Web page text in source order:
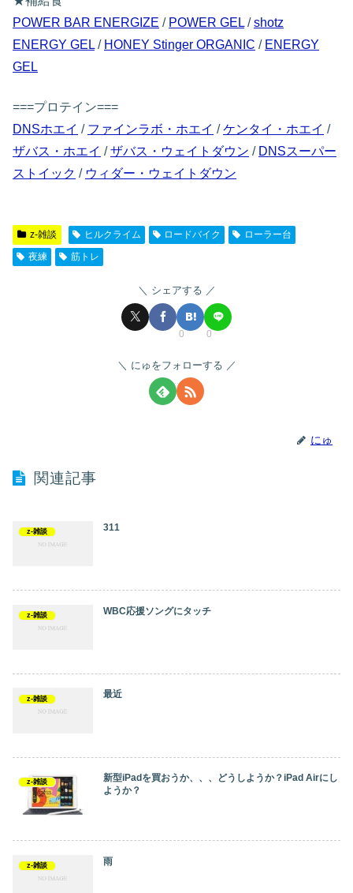
POWER BAR ENERGIZE / POWER GEL/shotz
ENERGY GEL/ HONEY Stinger ORGANIC / ENERGY
GEL
===プロテイン===
DNSホエイ / ファインラボ・ホエイ /ケンタイ・ホエイ /
ザバス・ホエイ /ザバス・ウェイトダウン / DNSスーパー
ストイック / ウィダー・ウェイトダウン
z-雑談 ヒルクライム ロードバイク
ローラー台
夜練
筋トレ
シェアする
0 0
にゅをフォローする
にゅ
関連記事
z-雑談 311
z-雑談 WBC応援ソングにタッチ
z-雑談 最近
z-雑談
新型iPadを買おうか、、、どうしようか？iPad Airにし
ようか？
z-雑談 雨